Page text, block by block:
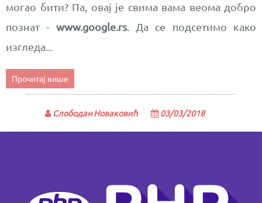
могао бити? Па, овај је свима вама веома добро
познат - www.google.rs. Да се подсетимо како
изгледа...
Прочитај више
Слободан Новаковић 03/03/2018